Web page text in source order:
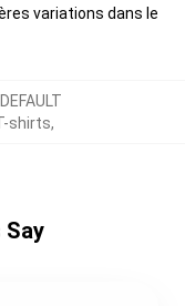
variations dans le
shirts,